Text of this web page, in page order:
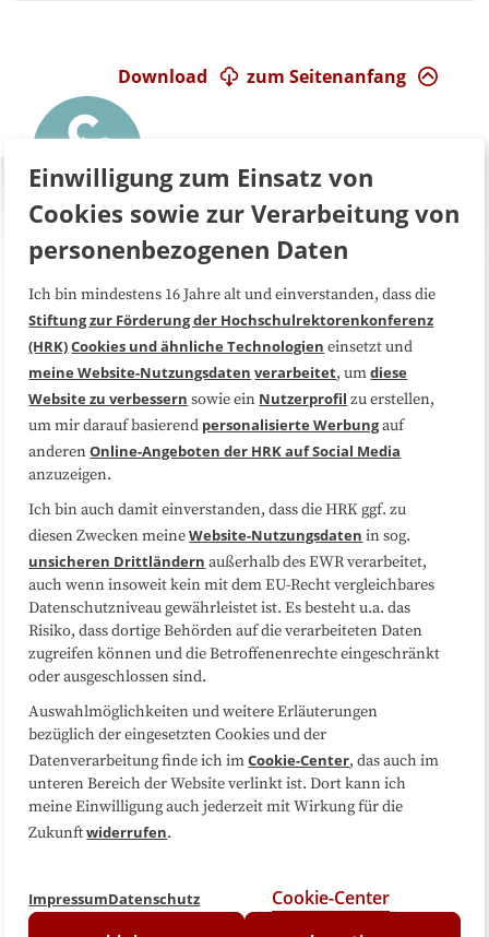
zum Seitenanfang
Download
Über uns FAQ
Medienarbeit Kooperationen
Datenschutzerklärung Impressum
Sitemap
Folgen Sie uns
Einwilligung zum Einsatz von
Cookies sowie zur Verarbeitung von
personenbezogenen Daten
Ich bin mindestens 16 Jahre alt und einverstanden, dass die
Stiftung zur Förderung der Hochschulrektorenkonferenz
(HRK)Cookies und ähnliche Technologien einsetzt und
meine Website-Nutzungsdaten verarbeitet, umdiese
Website zu verbessern sowie ein Nutzerprofil zu erstellen,
um mir darauf basierend personalisierte Werbungauf
anderenOnline-Angeboten der HRK auf Social Media
anzuzeigen.
Ich bin auch damit einverstanden, dass die HRK ggf. zu
diesen Zwecken meineWebsite-Nutzungsdaten in sog.
unsicheren Drittländern außerhalb des EWR verarbeitet,
auch wenn insoweit kein mit dem EU-Recht vergleichbares
Datenschutzniveau gewährleistet ist. Es besteht u.a. das
Risiko, dass dortige Behörden auf die verarbeiteten Daten
zugreifen können und die Betroffenenrechte eingeschränkt
oder ausgeschlossen sind.
Auswahlmöglichkeiten und weitere Erläuterungen
bezüglich der eingesetzten Cookies und der
Datenverarbeitung finde ich imCookie-Center, das auch im
unteren Bereich der Website verlinkt ist. Dort kann ich
meine Einwilligung auch jederzeit mit Wirkung für die
Zukunftwiderrufen.
ImpressumDatenschutz Cookie-Center